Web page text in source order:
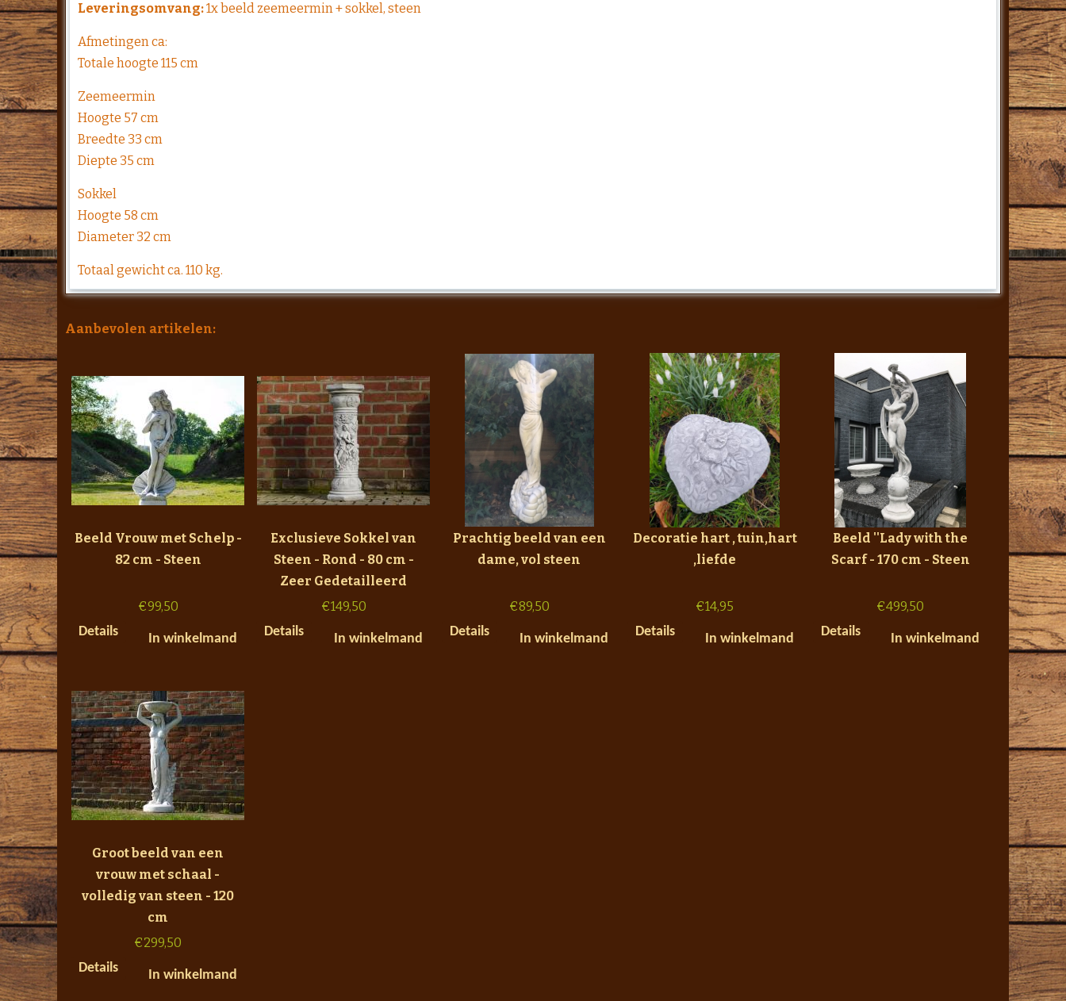
Leveringsomvang:1x beeld zeemeermin + sokkel, steen
Afmetingen ca:
Totale hoogte 115 cm
Zeemeermin
Hoogte 57 cm
Breedte 33 cm
Diepte 35 cm
Sokkel
Hoogte 58 cm
Diameter 32 cm
Totaal gewicht ca. 110 kg.
Aanbevolen artikelen:
Beeld Vrouw met Schelp -
82 cm - Steen
€99,50
Details
In winkelmand
Exclusieve Sokkel van
Steen - Rond - 80 cm -
Zeer Gedetailleerd
€149,50
Details
In winkelmand
Prachtig beeld van een
dame, vol steen
€89,50
Details
In winkelmand
Decoratie hart , tuin,hart
,liefde
€14,95
Details
In winkelmand
Beeld ''Lady with the
Scarf - 170 cm - Steen
€499,50
Details
In winkelmand
Groot beeld van een
vrouw met schaal -
volledig van steen - 120
cm
€299,50
Details
In winkelmand